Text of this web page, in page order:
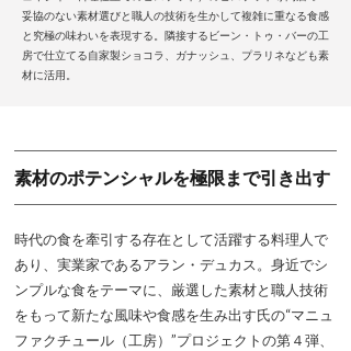
妥協のない素材選びと職人の技術を生かして複雑に重なる食感
と究極の味わいを表現する。隣接するビーン・トゥ・バーの工
房で仕立てる自家製ショコラ、ガナッシュ、プラリネなども素
材に活用。
素材のポテンシャルを極限まで引き出す
時代の食を牽引する存在として活躍する料理人で
あり、実業家であるアラン・デュカス。身近でシ
ンプルな食をテーマに、厳選した素材と職人技術
をもって新たな風味や食感を生み出す氏の“マニュ
ファクチュール（工房）”プロジェクトの第４弾、